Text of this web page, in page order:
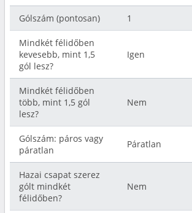
Gólszám (pontosan) 1
Mindkét félidőben
kevesebb, mint 1,5
gól lesz?
Igen
Mindkét félidőben
több, mint 1,5 gól
lesz?
Nem
Gólszám: páros vagy
páratlan
Páratlan
Hazai csapat szerez
gólt mindkét
félidőben?
Nem